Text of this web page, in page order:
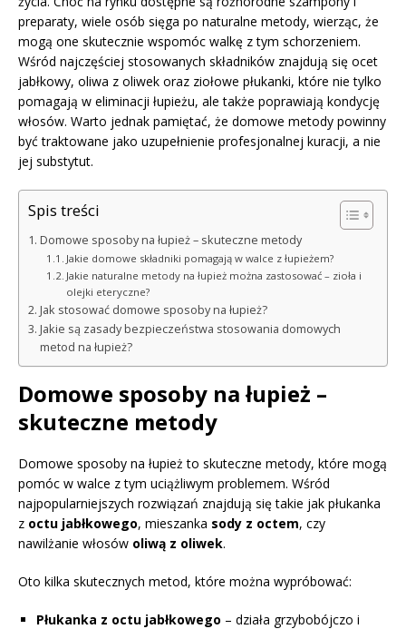
preparaty, wiele osób sięga po naturalne metody, wierząc, że
mogą one skutecznie wspomóc walkę z tym schorzeniem.
Wśród najczęściej stosowanych składników znajdują się ocet
jabłkowy, oliwa z oliwek oraz ziołowe płukanki, które nie tylko
pomagają w eliminacji łupieżu, ale także poprawiają kondycję
włosów. Warto jednak pamiętać, że domowe metody powinny
być traktowane jako uzupełnienie profesjonalnej kuracji, a nie
jej substytut.
Spis treści
Domowe sposoby na łupież – skuteczne metody
Jakie domowe składniki pomagają w walce z łupieżem?
Jakie naturalne metody na łupież można zastosować – zioła i
olejki eteryczne?
Jak stosować domowe sposoby na łupież?
Jakie są zasady bezpieczeństwa stosowania domowych
metod na łupież?
Domowe sposoby na łupież –
skuteczne metody
Domowe sposoby na łupież to skuteczne metody, które mogą
pomóc w walce z tym uciążliwym problemem. Wśród
najpopularniejszych rozwiązań znajdują się takie jak płukanka
z octu jabłkowego, mieszanka sody z octem, czy
nawilżanie włosów oliwą z oliwek.
Oto kilka skutecznych metod, które można wypróbować:
Płukanka z octu jabłkowego – działa grzybobójczo i